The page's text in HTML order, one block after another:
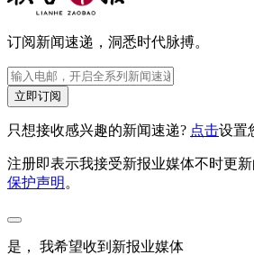
订阅新闻速递，洞悉时代脉搏。
立即订阅
只想接收感兴趣的新闻速递? 点击设置
注册即表示我接受新报业媒体不时更新
保护声明 。
是， 我希望收到新报业媒体